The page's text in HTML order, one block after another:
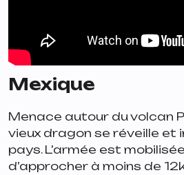
Mexique
Menace autour du volcan
vieux dragon se réveille et
pays. L’armée est
d’approcher à moins de